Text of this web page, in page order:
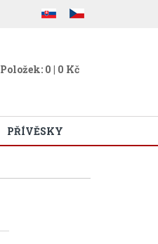
Položek: 0 | 0 Kč
PŘÍVĚSKY